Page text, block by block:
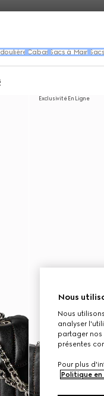
Cabas Sacs à Main
Exclusivité En Ligne
Nous
Nous
analyser
partager nos
présentes
Pour plus
Politique